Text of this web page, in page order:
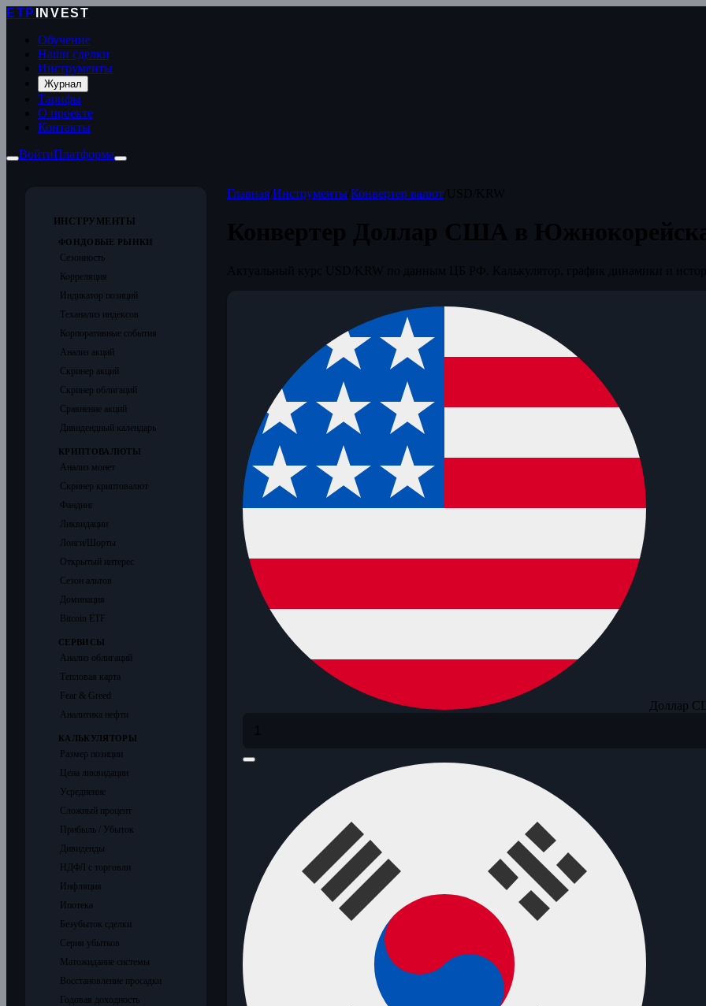
ETP
INVEST
Обучение
Наши сделки
Инструменты
Журнал
Тарифы
О проекте
Контакты
ВойтиПлатформа
ИНСТРУМЕНТЫ
ФОНДОВЫЕ РЫНКИ
Сезонность
Корреляция
Индикатор позиций
Теханализ индексов
Корпоративные события
Анализ акций
Скринер акций
Скринер облигаций
Сравнение акций
Дивидендный календарь
КРИПТОВАЛЮТЫ
Анализ монет
Скринер криптовалют
Фандинг
Ликвидации
Лонги/Шорты
Открытый интерес
Сезон альтов
Доминация
Bitcoin ETF
СЕРВИСЫ
Анализ облигаций
Тепловая карта
Fear & Greed
Аналитика нефти
КАЛЬКУЛЯТОРЫ
Размер позиции
Цена ликвидации
Усреднение
Сложный процент
Прибыль / Убыток
Дивиденды
НДФЛ с торговли
Инфляция
Ипотека
Безубыток сделки
Серия убытков
Матожидание системы
Восстановление просадки
Годовая доходность
Главная/ Инструменты/ Конвертер валют/
Доллар